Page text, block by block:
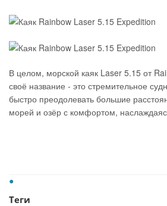
В целом, морской каяк Laser 5.15 от
своё название - это стремительное
быстро преодолевать большие
морей и озёр с комфортом,
Теги